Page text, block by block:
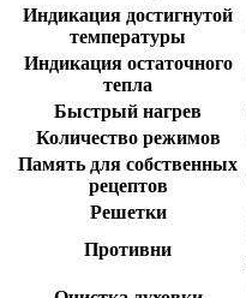
Индикация достигнутой
температуры
Индикация остаточного
тепла
Быстрый нагрев
Количество режимов
Память для собственных
рецептов
Решетки
Противни